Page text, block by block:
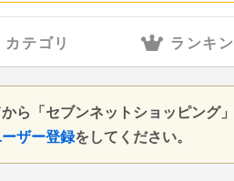
カテゴリ ランキ
から「セブンネットショッピング
ザー登録をしてください。